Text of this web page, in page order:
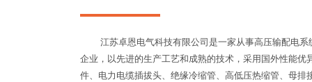
江苏卓恩电气科技有限公司是一家从事高压输配电系
企业，以先进的生产工艺和成熟的技术，采用国外性能
件、电力电缆插拔头、绝缘冷缩管、高低压热缩管、母